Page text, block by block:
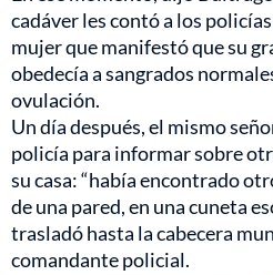
cadáver les contó a los
mujer que manifestó que su
obedecía a sangrados
ovulación.
Un día después, el mismo
policía para informar sobre
su casa: “había encontrado
de una pared, en una cuneta
trasladó hasta la cabecera
comandante policial.